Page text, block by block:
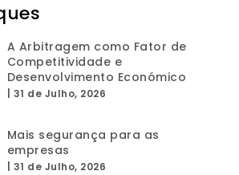
A Arbitragem como Fator de
Competitividade e
Desenvolvimento Económico
31 de Julho, 2026
Mais segurança para as
empresas
31 de Julho, 2026